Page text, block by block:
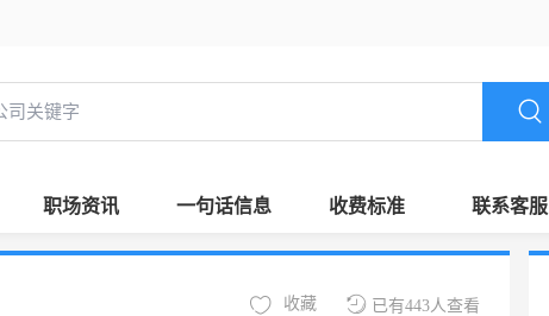
职场资讯 一句话信息 收费标准 联系客服
已有443人查看
收藏